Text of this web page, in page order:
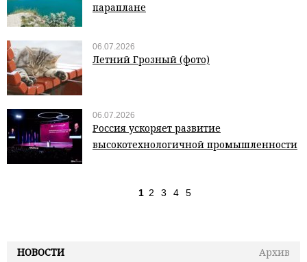
НОВОСТИ
Архив
параплане
06.07.2026
Летний Грозный (фото)
06.07.2026
Россия ускоряет развитие
высокотехнологичной промышленности
1 2 3 4 5